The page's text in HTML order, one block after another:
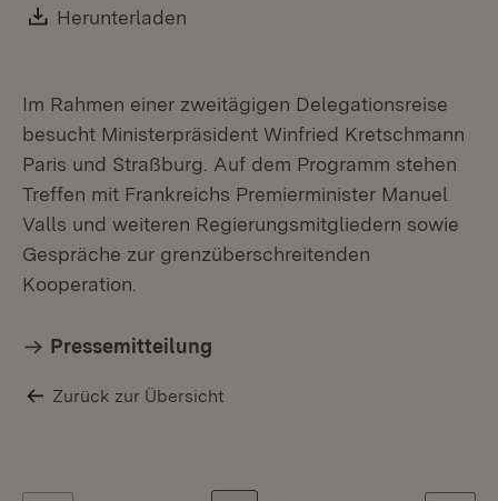
Download:
Herunterladen
Im Rahmen einer zweitägigen Delegationsreise
besucht Ministerpräsident Winfried Kretschmann
Paris und Straßburg. Auf dem Programm stehen
Treffen mit Frankreichs Premierminister Manuel
Valls und weiteren Regierungsmitgliedern sowie
Gespräche zur grenzüberschreitenden
Kooperation.
Pressemitteilung
Zurück zur Übersicht